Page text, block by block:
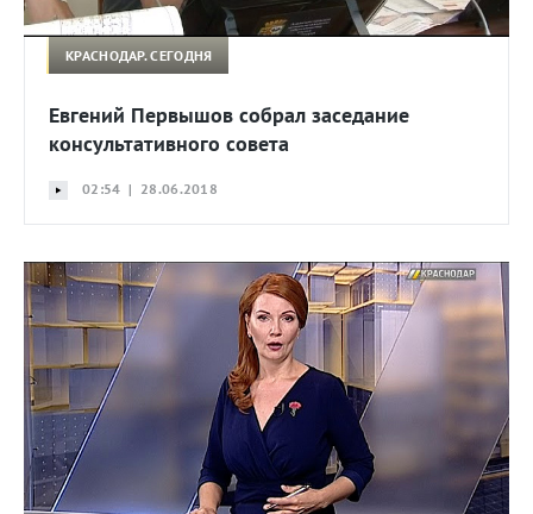
КРАСНОДАР. СЕГОДНЯ
Евгений Первышов собрал заседание
консультативного совета
02:54 | 28.06.2018